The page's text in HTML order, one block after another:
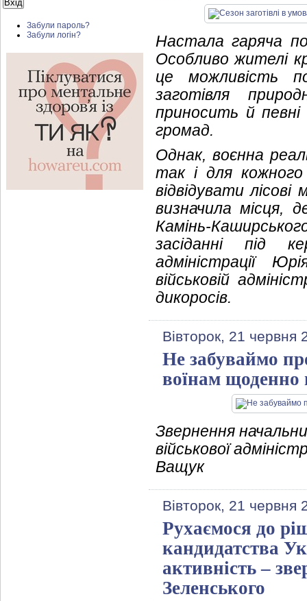
Забули пароль?
Забули логін?
Настала гаряча
Особливо жителі
це можливість
заготівля
приносить й
громад.
Однак, воєнна
так і для кожного
відвідувати
визначила місця,
Камінь-
засіданні під
адміністрації
військовій
дикоросів.
Вівторок, 21 червня
Не забуваймо
воїнам щоденно
Звернення
військової
Ващук
Вівторок, 21 червня
Рухаємося до
кандидатства
активність –
Зеленського